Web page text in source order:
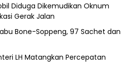
Diduga Dikemudikan Oknum
Gerak Jalan
Bone-Soppeng, 97 Sachet dan
LH Matangkan Percepatan